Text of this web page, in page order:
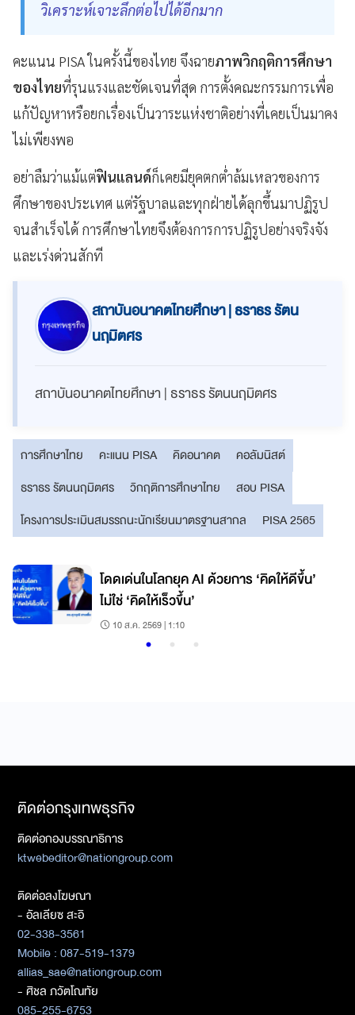
วิเคราะห์เจาะลึกต่อไปได้อีกมาก
คะแนน PISA ในครั้งนี้ของไทย จึงฉายภาพวิกฤติการศึกษา
ของไทยที่รุนแรงและชัดเจนที่สุด การตั้งคณะกรรมการเพื่อ
แก้ปัญหาหรือยกเรื่องเป็นวาระแห่งชาติอย่างที่เคยเป็นมาคง
ไม่เพียงพอ
อย่าลืมว่าแม้แต่ฟินแลนด์ก็เคยมียุคตกต่ำล้มเหลวของการ
ศึกษาของประเทศ แต่รัฐบาลและทุกฝ่ายได้ลุกขึ้นมาปฏิรูป
จนสำเร็จได้ การศึกษาไทยจึงต้องการการปฏิรูปอย่างจริงจัง
และเร่งด่วนสักที
สถาบันอนาคตไทยศึกษา | ธราธร รัตน
นฤมิตศร
สถาบันอนาคตไทยศึกษา | ธราธร รัตนนฤมิตศร
การศึกษาไทย คะแนน PISA คิดอนาคต
คอลัมนิสต์
ธราธร รัตนนฤมิตศร
วิกฤติการศึกษาไทย
สอบ PISA
โครงการประเมินสมรรถนะนักเรียนมาตรฐานสากล
PISA 2565
โดดเด่นในโลกยุค AI ด้วยการ ‘คิดให้ดีขึ้น’
ไม่ใช่ ‘คิดให้เร็วขึ้น’
10 ส.ค. 2569 | 1:10
ติดต่อกรุงเทพธุรกิจ
ติดต่อกองบรรณาธิการ
ktwebeditor@nationgroup.com
ติดต่อลงโฆษณา
- อัลเลียซ สะอิ
02-338-3561
Mobile : 087-519-1379
allias_sae@nationgroup.com
- ศิชล ภวัตโณทัย
085-255-6753